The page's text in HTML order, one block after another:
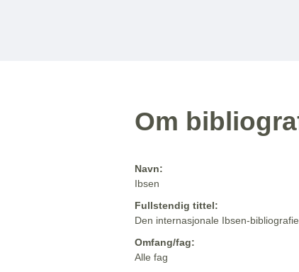
Om
Navn:
Ibsen
Fullstendig tittel:
Den internasjonale Ibsen-
Omfang/fag:
Alle fag